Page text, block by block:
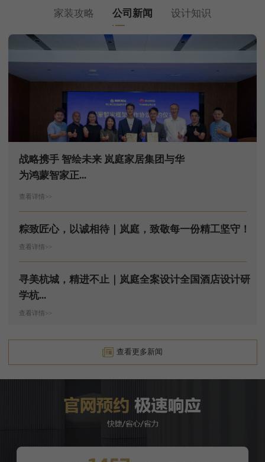
家装攻略 公司新闻 设计知识
战略携手 智绘未来 岚庭家居集团与华
为鸿蒙智家正...
查看详情>>
粽致匠心，以诚相待｜岚庭，致敬每一份精工坚守！
查看详情>>
寻美杭城，精进不止｜岚庭全案设计全国酒店设计研
学杭...
查看详情>>
查看更多新闻